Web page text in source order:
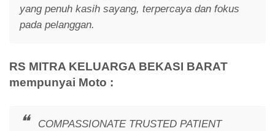
yang penuh kasih sayang, terpercaya dan fokus
pada pelanggan.
RS MITRA KELUARGA BEKASI BARAT
mempunyai Moto :
COMPASSIONATE TRUSTED PATIENT